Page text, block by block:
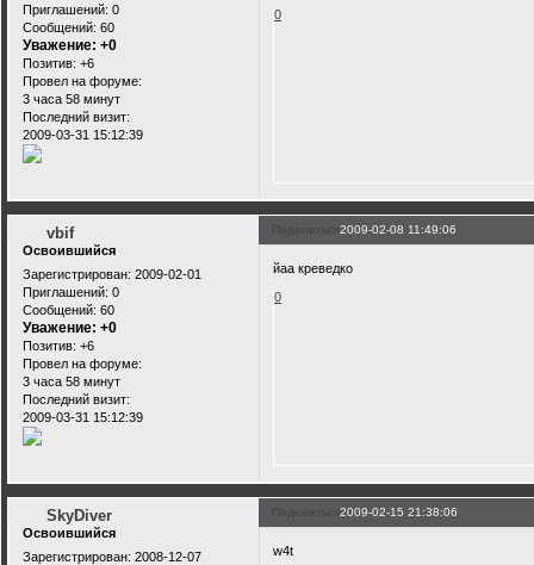
Приглашений: 0
Сообщений: 60
Уважение: +0
Позитив: +6
Провел на форуме:
3 часа 58 минут
Последний визит:
2009-03-31 15:12:39
0
Поделиться2009-02-08 11:49:06
vbif
Освоившийся
Зарегистрирован: 2009-02-01
Приглашений: 0
Сообщений: 60
Уважение: +0
Позитив: +6
Провел на форуме:
3 часа 58 минут
Последний визит:
2009-03-31 15:12:39
йаа креведко
0
Поделиться2009-02-15 21:38:06
SkyDiver
Освоившийся
Зарегистрирован: 2008-12-07
w4t